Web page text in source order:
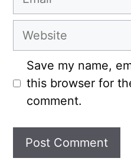
Website
Save my name,
this browser for
comment.